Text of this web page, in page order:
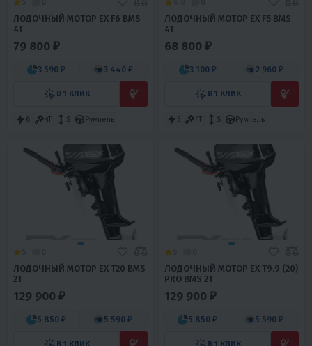
ЛОДОЧНЫЙ МОТОР EX F6 BMS
4T
79 800 ₽
3 590 ₽ 3 440 ₽
В 1 КЛИК
6 4T S Румпель
ЛОДОЧНЫЙ МОТОР EX F5 BMS
4T
68 800 ₽
3 100 ₽ 2 960 ₽
В 1 КЛИК
5 4T S Румпель
ЛОДОЧНЫЙ МОТОР EX T20 BMS
2T
129 900 ₽
5 850 ₽ 5 590 ₽
В 1 КЛИК
ЛОДОЧНЫЙ МОТОР EX T9.9 (20)
PRO BMS 2T
129 900 ₽
5 850 ₽ 5 590 ₽
В 1 КЛИК